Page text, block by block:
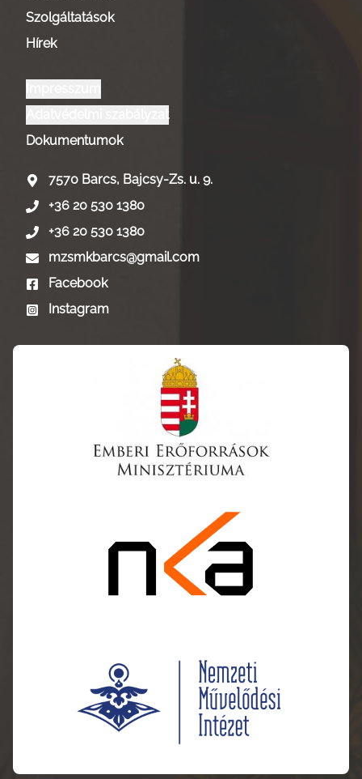
Szolgáltatások
Hírek
Dokumentumok
7570 Barcs, Bajcsy-Zs. u. 9.
+36 20 530 1380
+36 20 530 1380
mzsmkbarcs@gmail.com
Facebook
Instagram